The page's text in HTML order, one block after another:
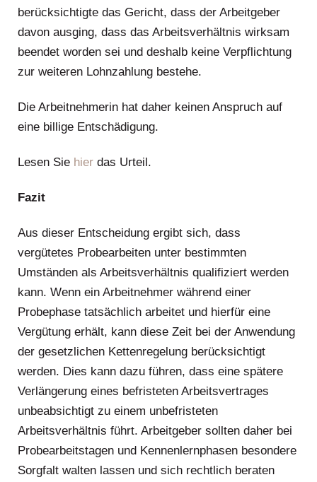
berücksichtigte das Gericht, dass der Arbeitgeber
davon ausging, dass das Arbeitsverhältnis wirksam
beendet worden sei und deshalb keine Verpflichtung
zur weiteren Lohnzahlung bestehe.
Die Arbeitnehmerin hat daher keinen Anspruch auf
eine billige Entschädigung.
Lesen Sie hier das Urteil.
Fazit
Aus dieser Entscheidung ergibt sich, dass
vergütetes Probearbeiten unter bestimmten
Umständen als Arbeitsverhältnis qualifiziert werden
kann. Wenn ein Arbeitnehmer während einer
Probephase tatsächlich arbeitet und hierfür eine
Vergütung erhält, kann diese Zeit bei der Anwendung
der gesetzlichen Kettenregelung berücksichtigt
werden. Dies kann dazu führen, dass eine spätere
Verlängerung eines befristeten Arbeitsvertrages
unbeabsichtigt zu einem unbefristeten
Arbeitsverhältnis führt. Arbeitgeber sollten daher bei
Probearbeitstagen und Kennenlernphasen besondere
Sorgfalt walten lassen und sich rechtlich beraten